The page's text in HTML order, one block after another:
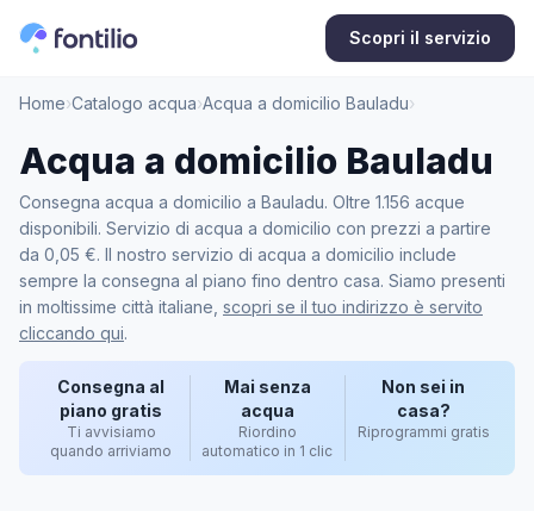
Scopri il servizio
Home›Catalogo acqua›Acqua a domicilio Bauladu›
Acqua a domicilio Bauladu
Consegna acqua a domicilio a Bauladu. Oltre 1.156 acque
disponibili. Servizio di acqua a domicilio con prezzi a partire
da 0,05 €. Il nostro servizio di acqua a domicilio include
sempre la consegna al piano fino dentro casa. Siamo presenti
in moltissime città italiane, scopri se il tuo indirizzo è servito
cliccando qui.
Consegna al
piano gratis
Ti avvisiamo
quando arriviamo
Mai senza
acqua
Riordino
automatico in 1 clic
Non sei in
casa?
Riprogrammi gratis